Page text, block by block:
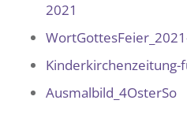
2021
Kinderkirchenzeitung-
Ausmalbild_4OsterSo